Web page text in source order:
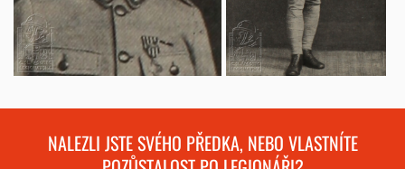
NALEZLI JSTE SVÉHO PŘEDKA, NEBO VLASTNÍTE